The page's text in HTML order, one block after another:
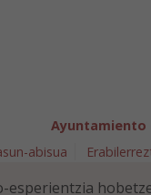
Ayuntamiento
abisua
5 - 31300 Tafalla